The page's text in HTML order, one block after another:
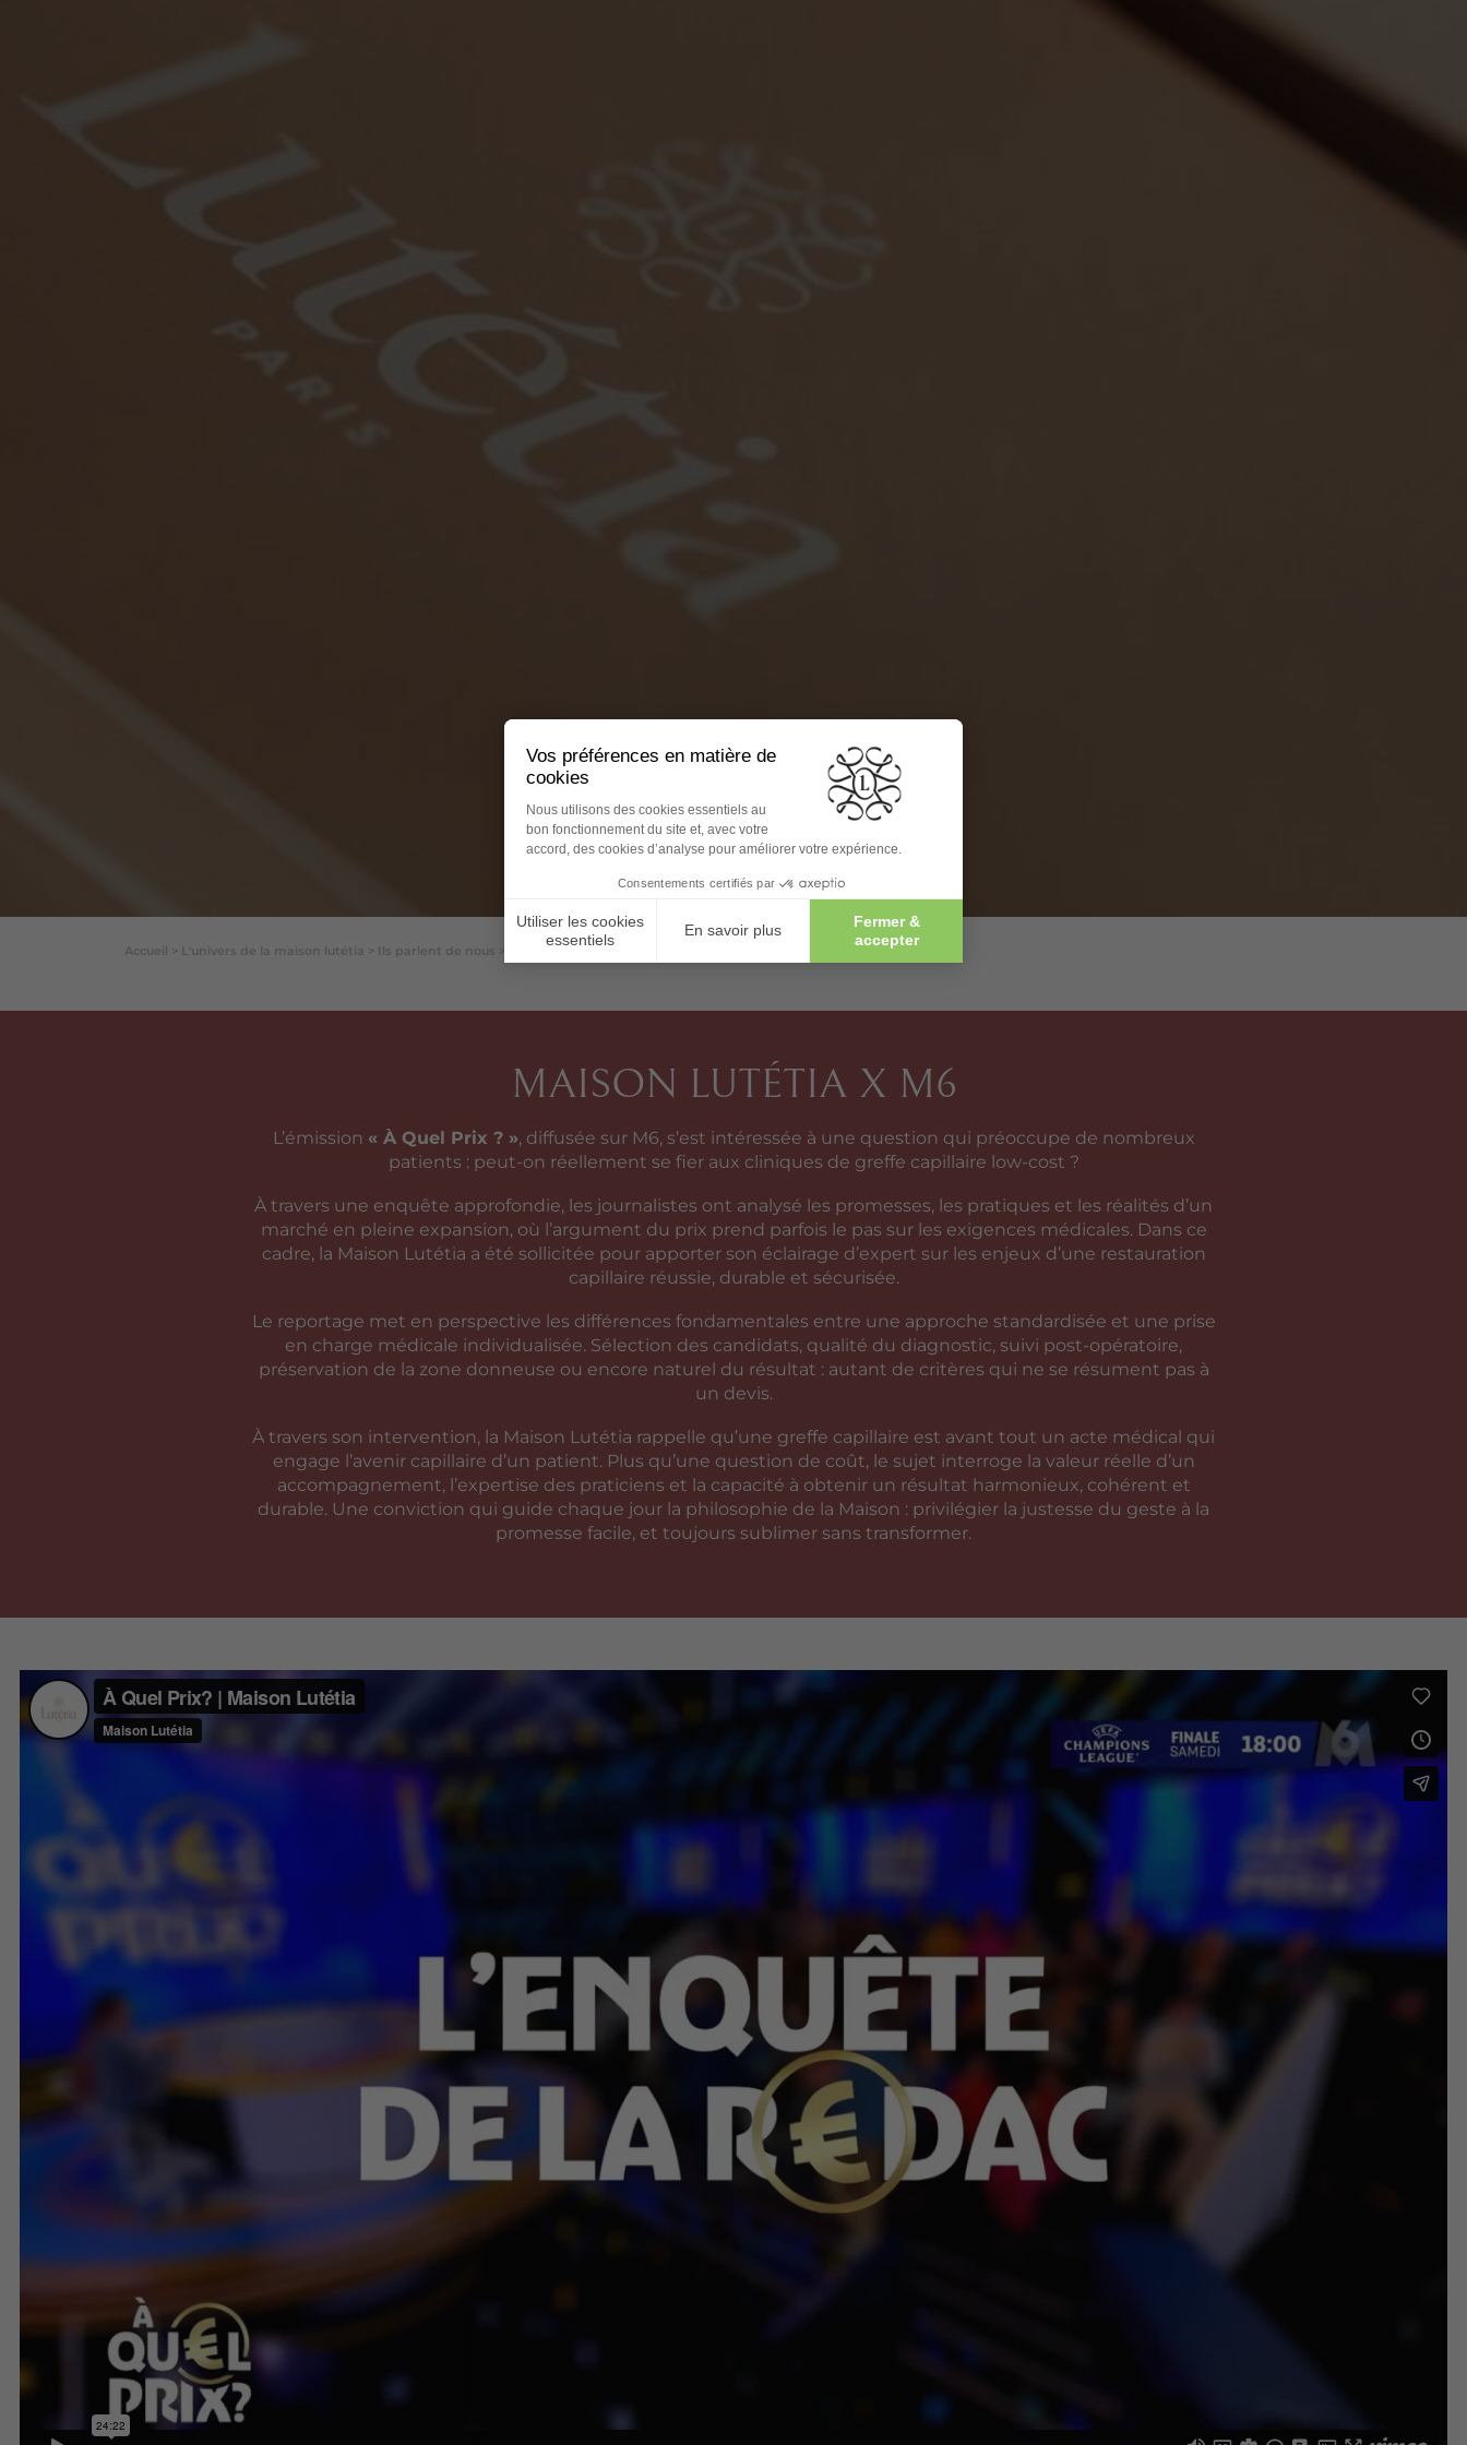
Accueil > L'univers de la maison lutétia > Ils parlent de nous >
MAISON LUTÉTIA X M6
L’émission « À Quel Prix ? », diffusée sur M6, s’est intéressée à une question qui préoccupe de nombreux
patients : peut-on réellement se fier aux cliniques de greffe capillaire low-cost ?
À travers une enquête approfondie, les journalistes ont analysé les promesses, les pratiques et les réalités d’un
marché en pleine expansion, où l’argument du prix prend parfois le pas sur les exigences médicales. Dans ce
cadre, la Maison Lutétia a été sollicitée pour apporter son éclairage d’expert sur les enjeux d’une restauration
capillaire réussie, durable et sécurisée.
Le reportage met en perspective les différences fondamentales entre une approche standardisée et une prise
en charge médicale individualisée. Sélection des candidats, qualité du diagnostic, suivi post-opératoire,
préservation de la zone donneuse ou encore naturel du résultat : autant de critères qui ne se résument pas à
un devis.
À travers son intervention, la Maison Lutétia rappelle qu’une greffe capillaire est avant tout un acte médical qui
engage l’avenir capillaire d’un patient. Plus qu’une question de coût, le sujet interroge la valeur réelle d’un
accompagnement, l’expertise des praticiens et la capacité à obtenir un résultat harmonieux, cohérent et
durable. Une conviction qui guide chaque jour la philosophie de la Maison : privilégier la justesse du geste à la
promesse facile, et toujours sublimer sans transformer.